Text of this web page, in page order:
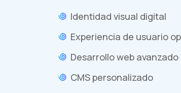
Identidad visual digital
Experiencia de usuario
Desarrollo web avanzado
CMS personalizado